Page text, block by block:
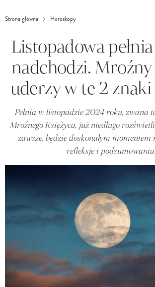
Strona główna Horoskopy
Listopadowa
nadchodzi.
uderzy w te 2
Pełnia w listopadzie 2024 roku, zwana
Mroźnego Księżyca, już niedługo
zawsze, będzie doskonałym
refleksje i podsumowania.